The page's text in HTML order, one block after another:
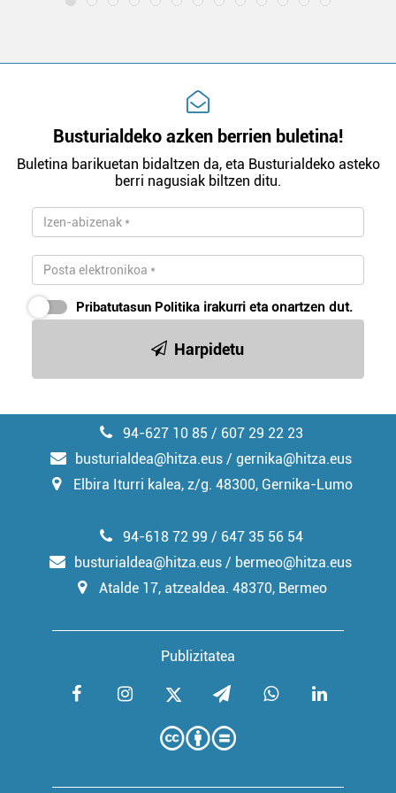
Busturialdeko azken berrien buletina!
Buletina barikuetan bidaltzen da, eta Busturialdeko asteko
berri nagusiak biltzen ditu.
Pribatutasun Politika irakurri eta onartzen dut.
Harpidetu
94-627 10 85 / 607 29 22 23
busturialdea@hitza.eus / gernika@hitza.eus
Elbira Iturri kalea, z/g. 48300, Gernika-Lumo
Publizitatea
94-618 72 99 / 647 35 56 54
busturialdea@hitza.eus / bermeo@hitza.eus
Atalde 17, atzealdea. 48370, Bermeo